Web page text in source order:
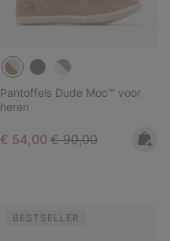
Pantoffels Dude Moc™ voor
heren
Sale price:
€ 54,00 Regular price:
€ 90,00
BESTSELLER